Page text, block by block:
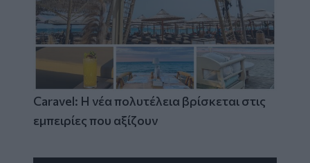
Caravel: Η νέα πολυτέλεια βρίσκεται στις
εμπειρίες που αξίζουν